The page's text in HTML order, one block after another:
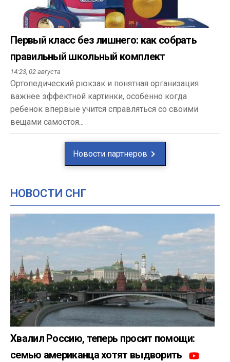
Первый класс без лишнего: как собрать
правильный школьный комплект
14:23, 02 августа
Ортопедический рюкзак и понятная организация
важнее эффектной картинки, особенно когда
ребенок впервые учится справляться со своими
вещами самостоя...
Новости партнеров
НОВОСТИ СНГ
Хвалил Россию, теперь просит помощи:
семью американца хотят выдворить